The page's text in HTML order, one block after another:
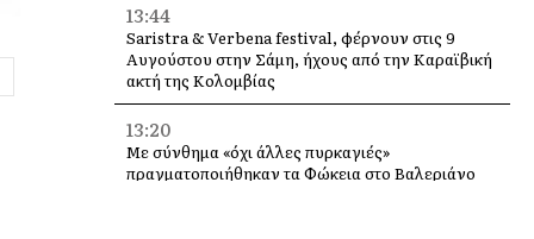
13:44
Saristra & Verbena festival, φέρνουν στις 9
Αυγούστου στην Σάμη, ήχους από την Καραϊβική
ακτή της Κολομβίας
13:20
Με σύνθημα «όχι άλλες πυρκαγιές»
πραγματοποιήθηκαν τα Φώκεια στο Βαλεριάνο